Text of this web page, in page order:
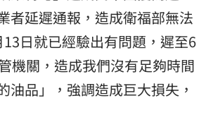
者延遲通報，造成衛福部無法
日就已經驗出有問題，遲至6
機關，造成我們沒有足夠時間
油品」，強調造成巨大損失，